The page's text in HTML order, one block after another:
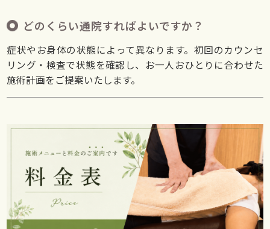
どのくらい通院すればよいですか？
症状やお身体の状態によって異なります。初回のカウンセ
リング・検査で状態を確認し、お一人おひとりに合わせた
施術計画をご提案いたします。